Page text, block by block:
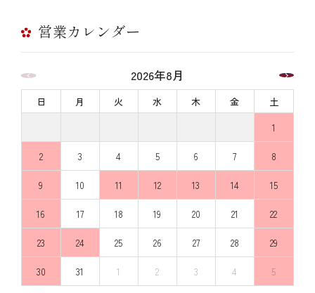
営業カレンダー
2026年8月
日 月 火 水 木 金
土
1
2 3 4 5 6 7 8
9 10 11 12 13 14 15
16 17 18 19 20 21 22
23 24 25 26 27 28 29
30 31 1 2 3 4 5